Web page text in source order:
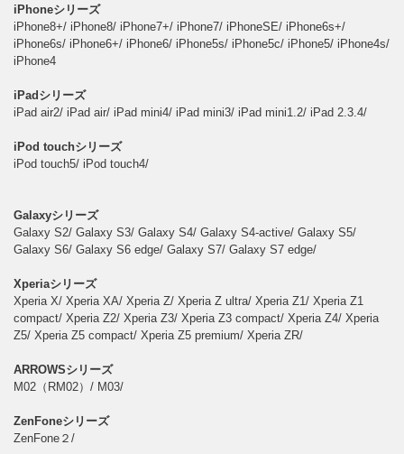
iPhoneシリーズ
iPhone8+/ iPhone8/ iPhone7+/ iPhone7/ iPhoneSE/ iPhone6s+/
iPhone6s/ iPhone6+/ iPhone6/ iPhone5s/ iPhone5c/ iPhone5/ iPhone4s/
iPhone4
iPadシリーズ
iPad air2/ iPad air/ iPad mini4/ iPad mini3/ iPad mini1.2/ iPad 2.3.4/
iPod touchシリーズ
iPod touch5/ iPod touch4/
Galaxyシリーズ
Galaxy S2/ Galaxy S3/ Galaxy S4/ Galaxy S4-active/ Galaxy S5/
Galaxy S6/ Galaxy S6 edge/ Galaxy S7/ Galaxy S7 edge/
Xperiaシリーズ
Xperia X/ Xperia XA/ Xperia Z/ Xperia Z ultra/ Xperia Z1/ Xperia Z1
compact/ Xperia Z2/ Xperia Z3/ Xperia Z3 compact/ Xperia Z4/ Xperia
Z5/ Xperia Z5 compact/ Xperia Z5 premium/ Xperia ZR/
ARROWSシリーズ
M02（RM02）/ M03/
ZenFoneシリーズ
ZenFone２/